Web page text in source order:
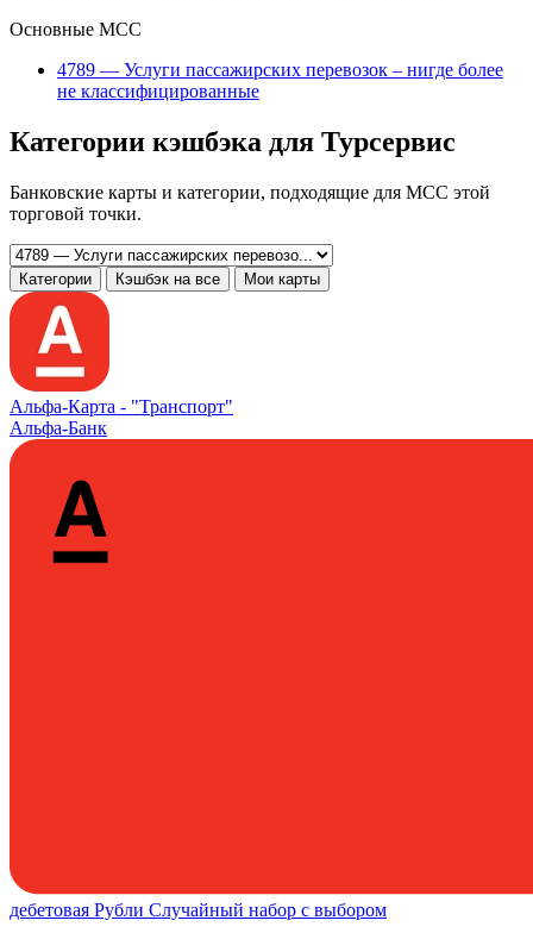
Основные MCC
4789 — Услуги пассажирских перевозок – нигде более
не классифицированные
Категории кэшбэка для Турсервис
Банковские карты и категории, подходящие для MCC этой
торговой точки.
Категории Кэшбэк на все Мои карты
Альфа‑Карта - "Транспорт"
Альфа-Банк
дебетовая Рубли Случайный набор с выбором